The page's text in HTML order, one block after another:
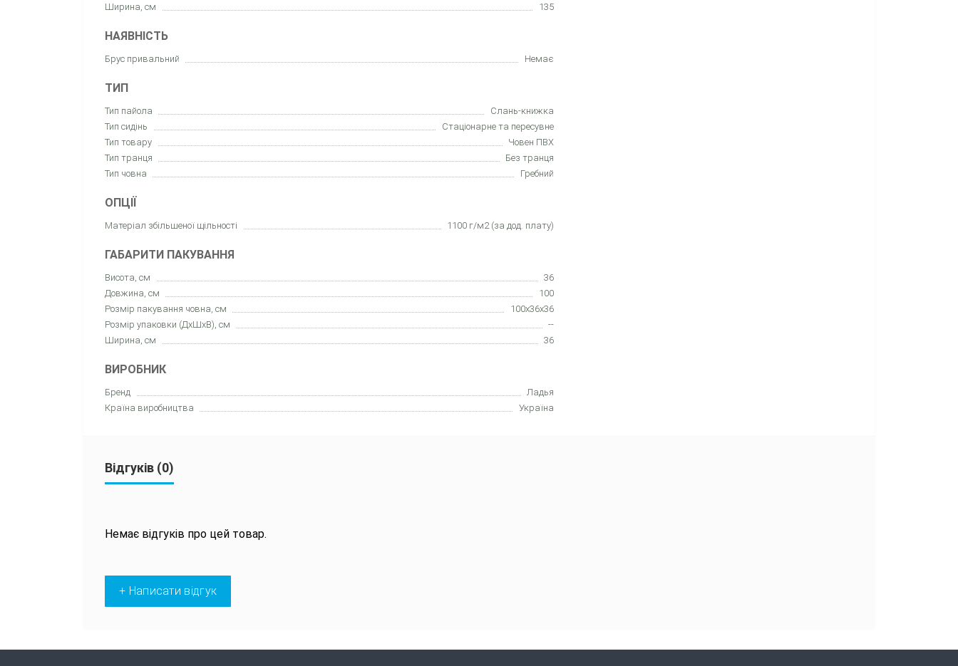
Ширина, см
135
НАЯВНІСТЬ
Брус привальний Немає
ТИП
Тип пайола
Слань-книжка
Тип сидінь
Cтаціонарне та пересувне
Тип товару
Човен ПВХ
Тип транця
Без транця
Тип човна
Гребний
ОПЦІЇ
Матеріал збільшеної щільності 1100 г/м2 (за дод. плату)
ГАБАРИТИ ПАКУВАННЯ
Висота, см
36
Довжина, см
100
Розмір пакування човна, см
100x36x36
Розмір упаковки (ДхШхВ), см
--
Ширина, см
36
ВИРОБНИК
Бренд
Ладья
Країна виробництва
Україна
Відгуків (0)
Немає відгуків про цей товар.
+ Написати відгук